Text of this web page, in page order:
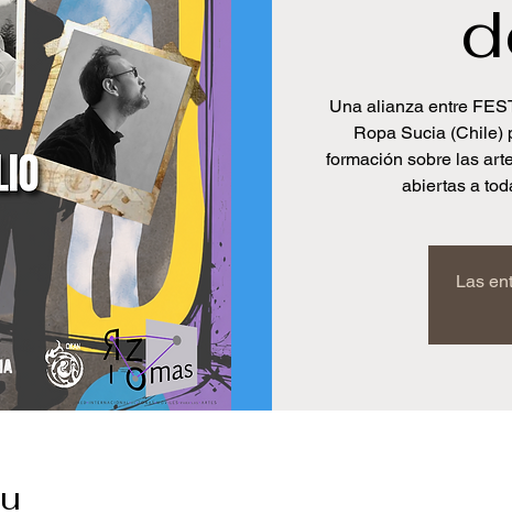
Una alianza entre
Ropa Sucia (Chile)
formación sobre las
abiertas a
Las